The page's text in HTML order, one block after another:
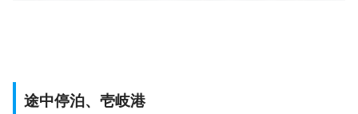
途中停泊、壱岐港